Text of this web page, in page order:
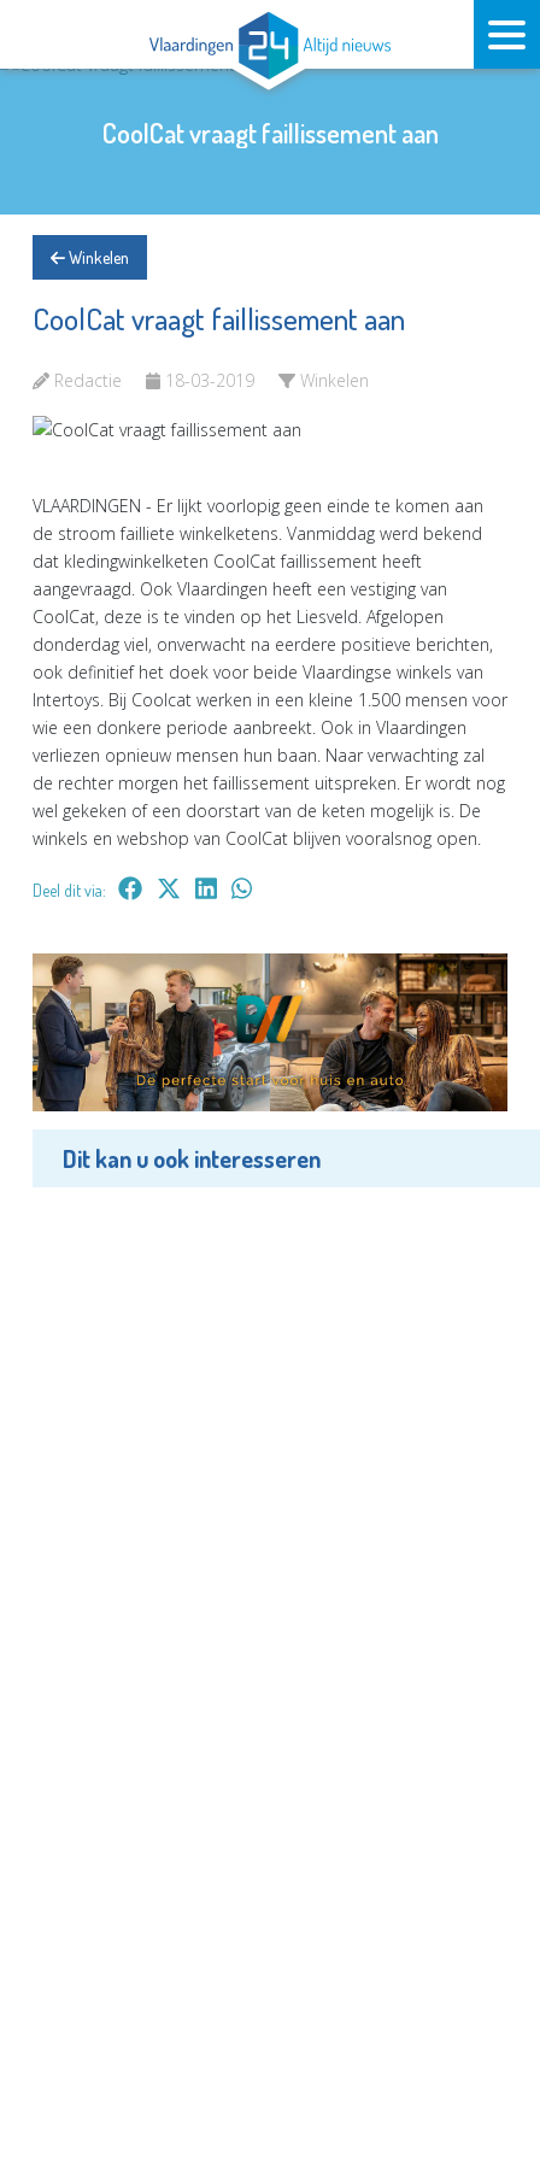
CoolCat vraagt faillissement aan
Winkelen
CoolCat vraagt faillissement aan
Redactie 18-03-2019 Winkelen
VLAARDINGEN - Er lijkt voorlopig geen einde te komen aan
de stroom failliete winkelketens. Vanmiddag werd bekend
dat kledingwinkelketen CoolCat faillissement heeft
aangevraagd. Ook Vlaardingen heeft een vestiging van
CoolCat, deze is te vinden op het Liesveld. Afgelopen
donderdag viel, onverwacht na eerdere positieve berichten,
ook definitief het doek voor beide Vlaardingse winkels van
Intertoys. Bij Coolcat werken in een kleine 1.500 mensen voor
wie een donkere periode aanbreekt. Ook in Vlaardingen
verliezen opnieuw mensen hun baan. Naar verwachting zal
de rechter morgen het faillissement uitspreken. Er wordt nog
wel gekeken of een doorstart van de keten mogelijk is. De
winkels en webshop van CoolCat blijven vooralsnog open.
Deel dit via:
Dit kan u ook interesseren